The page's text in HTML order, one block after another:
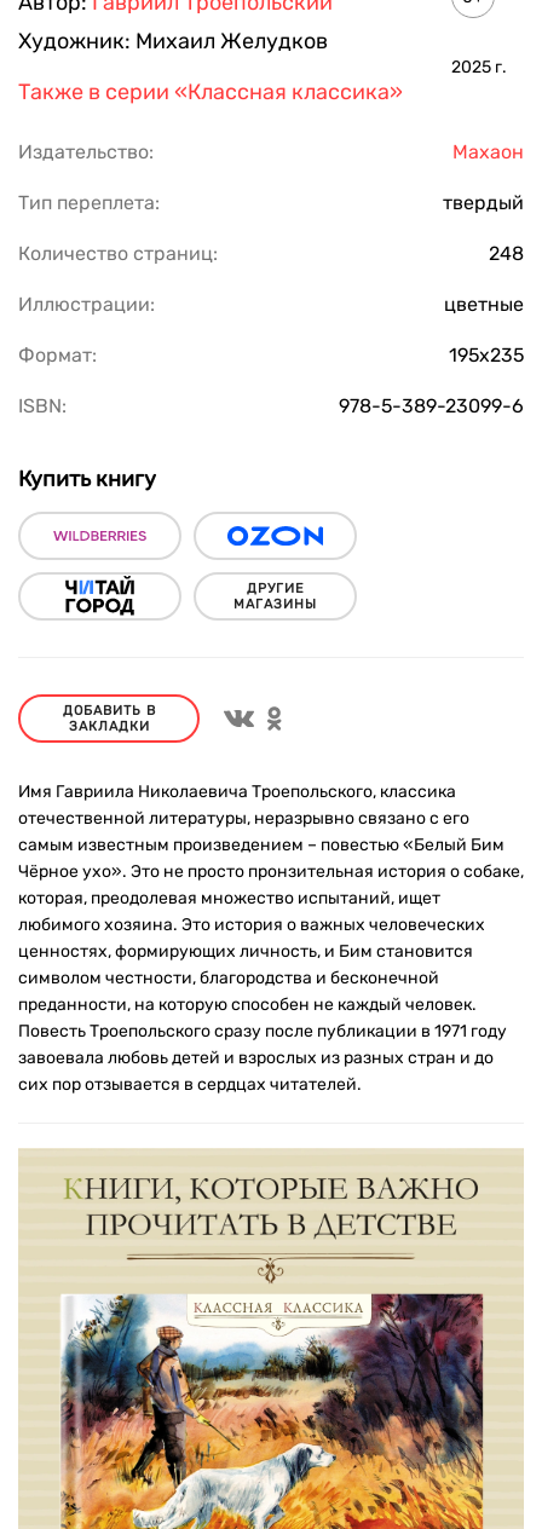
Художник: Михаил Желудков
2025 г.
Также в серии «Классная классика»
Издательство: Махаон
Тип переплета: твердый
Количество страниц: 248
Иллюстрации: цветные
Формат: 195х235
ISBN: 978-5-389-23099-6
Купить книгу
ДРУГИЕ
МАГАЗИНЫ
ДОБАВИТЬ В
ЗАКЛАДКИ
Имя Гавриила Николаевича Троепольского, классика
отечественной литературы, неразрывно связано с его
самым известным произведением – повестью «Белый Бим
Чёрное ухо». Это не просто пронзительная история о собаке,
которая, преодолевая множество испытаний, ищет
любимого хозяина. Это история о важных человеческих
ценностях, формирующих личность, и Бим становится
символом честности, благородства и бесконечной
преданности, на которую способен не каждый человек.
Повесть Троепольского сразу после публикации в 1971 году
завоевала любовь детей и взрослых из разных стран и до
сих пор отзывается в сердцах читателей.